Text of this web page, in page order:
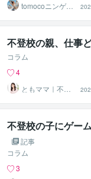
tomocoニンゲン
分析＠JLT
不登校の親、仕事
コラム
4
ともママ｜不登
校専門カウンセ
ラー
不登校の子にゲー
記事
コラム
3